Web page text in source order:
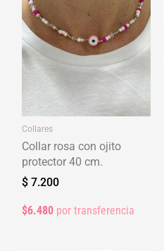
Collares
Collar rosa con ojito
protector 40 cm.
$ 7.200
$6.480 por transferencia